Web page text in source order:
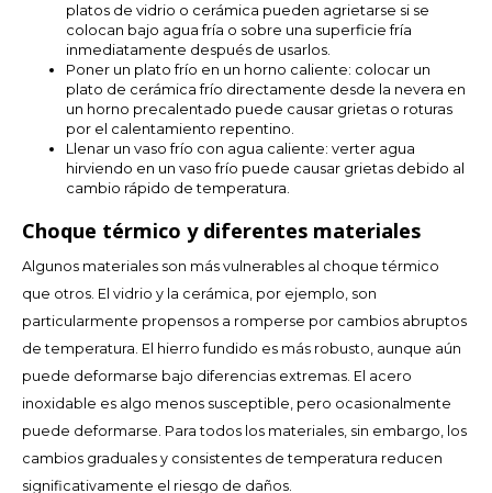
SEK
TWD
UYU
platos de vidrio o cerámica pueden agrietarse si se
colocan bajo agua fría o sobre una superficie fría
inmediatamente después de usarlos.
Poner un plato frío en un horno caliente: colocar un
plato de cerámica frío directamente desde la nevera en
un horno precalentado puede causar grietas o roturas
por el calentamiento repentino.
Llenar un vaso frío con agua caliente: verter agua
hirviendo en un vaso frío puede causar grietas debido al
cambio rápido de temperatura.
Choque térmico y diferentes materiales
Algunos materiales son más vulnerables al choque térmico
que otros. El vidrio y la cerámica, por ejemplo, son
particularmente propensos a romperse por cambios abruptos
de temperatura. El hierro fundido es más robusto, aunque aún
puede deformarse bajo diferencias extremas. El acero
inoxidable es algo menos susceptible, pero ocasionalmente
puede deformarse. Para todos los materiales, sin embargo, los
cambios graduales y consistentes de temperatura reducen
significativamente el riesgo de daños.